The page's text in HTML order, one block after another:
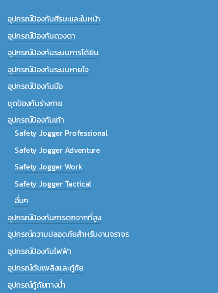
อุปกรณ์ป้องกันศีรษะและใบหน้า
อุปกรณ์ป้องกันดวงตา
อุปกรณ์ป้องกันระบบการได้ยิน
อุปกรณ์ป้องกันระบบหายใจ
อุปกรณ์ป้องกันมือ
ชุดป้องกันร่างกาย
อุปกรณ์ป้องกันเท้า
Safety Jogger Professional
Safety Jogger Adventure
Safety Jogger Work
Safety Jogger Tactical
อื่นๆ
อุปกรณ์ป้องกันการตกจากที่สูง
อุปกรณ์ความปลอดภัยสำหรับงานจราจร
อุปกรณ์ป้องกันไฟฟ้า
อุปกรณ์ดับเพลิงและกู้ภัย
อุปกรณ์กู้ภัยทางน้ำ